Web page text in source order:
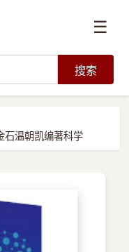
☰
搜索
石温朝凯编著科学